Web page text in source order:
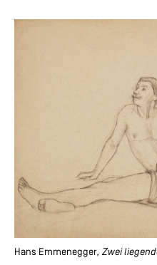
Hans Emmenegger, Zwei